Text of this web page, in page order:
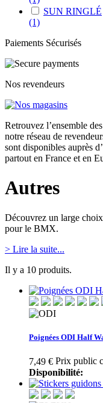
SUN RINGLÉ
(1)
Paiements Sécurisés
Nos revendeurs
Retrouvez l’ensemble
notre réseau de
sont disponibles auprès
partout en France et en
Autres
Découvrez un large
pour le BMX.
> Lire la suite...
Il y a 10 produits.
Poignées ODI Half
7,49 € Prix public
Disponibilité: